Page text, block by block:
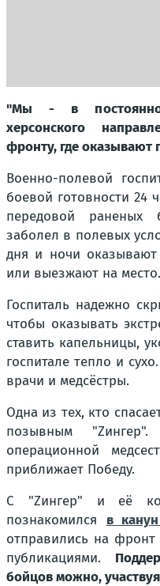
"Мы - в
херсонского
фронту, где
Военно-полевой
боевой готовности 24
передовой
заболел в полевых
дня и ночи
или выезжают на место.
Госпиталь надежно
чтобы оказывать
ставить капельницы,
госпитале тепло и
врачи и медсёстры.
Одна из тех, кто
позывным
операционной
приближает Победу.
С "Zингер" и её
познакомился в
отправились на
публикациями.
бойцов можно,